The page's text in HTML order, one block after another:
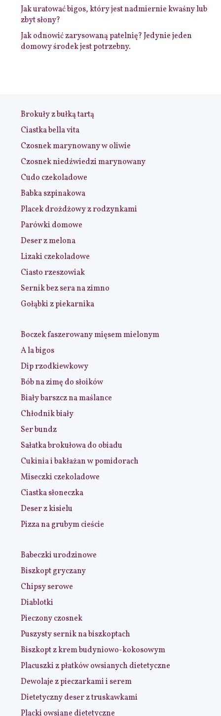
Jak uratować bigos, który jest nadmiernie kwaśny lub
zbyt słony?
Jak odnowić zarysowaną patelnię? Jedynie jeden
domowy środek jest potrzebny.
Brokuły z bułką tartą
Ciastka bella vita
Czosnek marynowany w oliwie
Czosnek niedźwiedzi marynowany
Cudo czekoladowe
Babka szpinakowa
Placek drożdżowy z rodzynkami
Parówki domowe
Deser z melona
Lizaki czekoladowe
Ciasto rzeszowiak
Sernik bez sera na zimno
Gołąbki z piekarnika
Boczek faszerowany mięsem mielonym
A la bigos
Dip rzodkiewkowy
Bób na zimę do słoików
Biały barszcz na maślance
Chłodnik biały
Ser bundz
Sałatka brokułowa do obiadu
Cukinia i bakłażan w pomidorach
Miseczki czekoladowe
Ciastka słoneczka
Deser z kisielu
Pizza na grubym cieście
Babeczki urodzinowe
Biszkopt gryczany
Chipsy serowe
Diablotki
Pieczony czosnek
Puszysty sernik na biszkoptach
Biszkopt z krem budyniowo-kokosowym
Placuszki z płatków owsianych dietetyczne
Dewolaje z pieczarkami i serem
Dietetyczny deser z truskawkami
Placki owsiane dietetyczne